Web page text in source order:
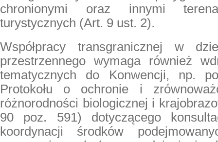
chronionymi oraz innymi
turystycznych (Art. 9 ust. 2).
Współpracy transgranicznej w
przestrzennego wymaga również
tematycznych do Konwencji, np.
Protokołu o ochronie i
różnorodności biologicznej i
90 poz. 591) dotyczącego
koordynacji środków